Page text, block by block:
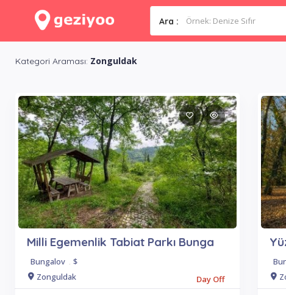
Ara :
Kategori Araması: Zonguldak
Milli Egemenlik Tabiat Parkı Bunga
Bungalov . $
Zonguldak
Day Off